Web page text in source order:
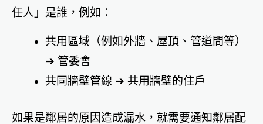
任人」是誰，例如：
共用區域（例如外牆、屋頂、管道間等）
➔ 管委會
共同牆壁管線 ➔ 共用牆壁的住戶
如果是鄰居的原因造成漏水，就需要通知鄰居配